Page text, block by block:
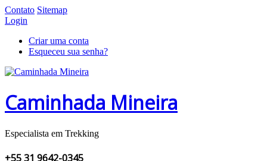
Contato Sitemap
Login
Criar uma conta
Esqueceu sua senha?
Caminhada Mineira
Especialista em Trekking
+55 31 9642-0345